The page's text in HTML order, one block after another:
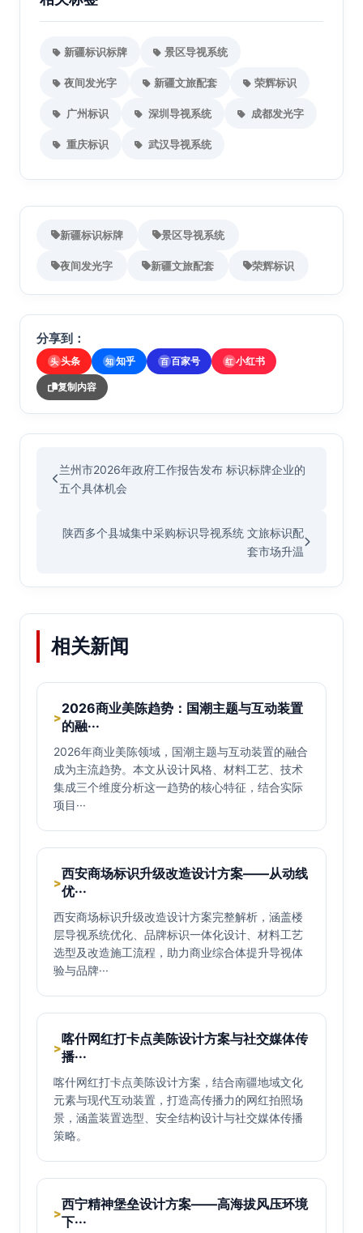
新疆标识标牌 景区导视系统
夜间发光字 新疆文旅配套 荣辉标识
广州标识 深圳导视系统 成都发光字
重庆标识 武汉导视系统
新疆标识标牌 景区导视系统
夜间发光字 新疆文旅配套 荣辉标识
分享到：
头 头条 知 知乎 百 百家号 红 小红书
复制内容
兰州市2026年政府工作报告发布 标识标牌企业的
五个具体机会
陕西多个县城集中采购标识导视系统 文旅标识配
套市场升温
相关新闻
>
2026商业美陈趋势：国潮主题与互动装置
的融···
2026年商业美陈领域，国潮主题与互动装置的融合
成为主流趋势。本文从设计风格、材料工艺、技术
集成三个维度分析这一趋势的核心特征，结合实际
项目···
>
西安商场标识升级改造设计方案——从动线
优···
西安商场标识升级改造设计方案完整解析，涵盖楼
层导视系统优化、品牌标识一体化设计、材料工艺
选型及改造施工流程，助力商业综合体提升导视体
验与品牌···
>
喀什网红打卡点美陈设计方案与社交媒体传
播···
喀什网红打卡点美陈设计方案，结合南疆地域文化
元素与现代互动装置，打造高传播力的网红拍照场
景，涵盖装置选型、安全结构设计与社交媒体传播
策略。
>
西宁精神堡垒设计方案——高海拔风压环境
下···